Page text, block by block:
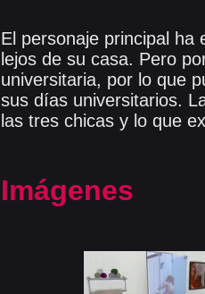
El personaje principal ha
lejos de su casa. Pero
universitaria, por lo que
sus días universitarios.
las tres chicas y lo que
Imágenes